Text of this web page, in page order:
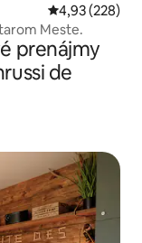
Priemerné
4,93 (228)
Meste.
prenájmy
de